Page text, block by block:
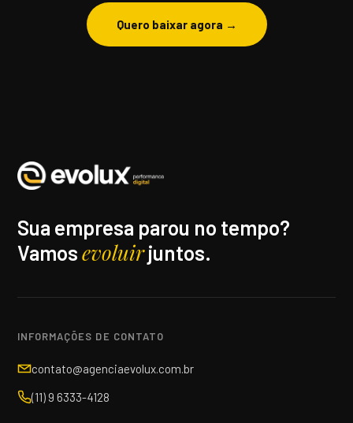
Quero baixar agora →
Sua empresa parou no tempo?
Vamosevoluirjuntos.
INFORMAÇÕES DE CONTATO
contato@agenciaevolux.com.br
(11) 9 6333-4128